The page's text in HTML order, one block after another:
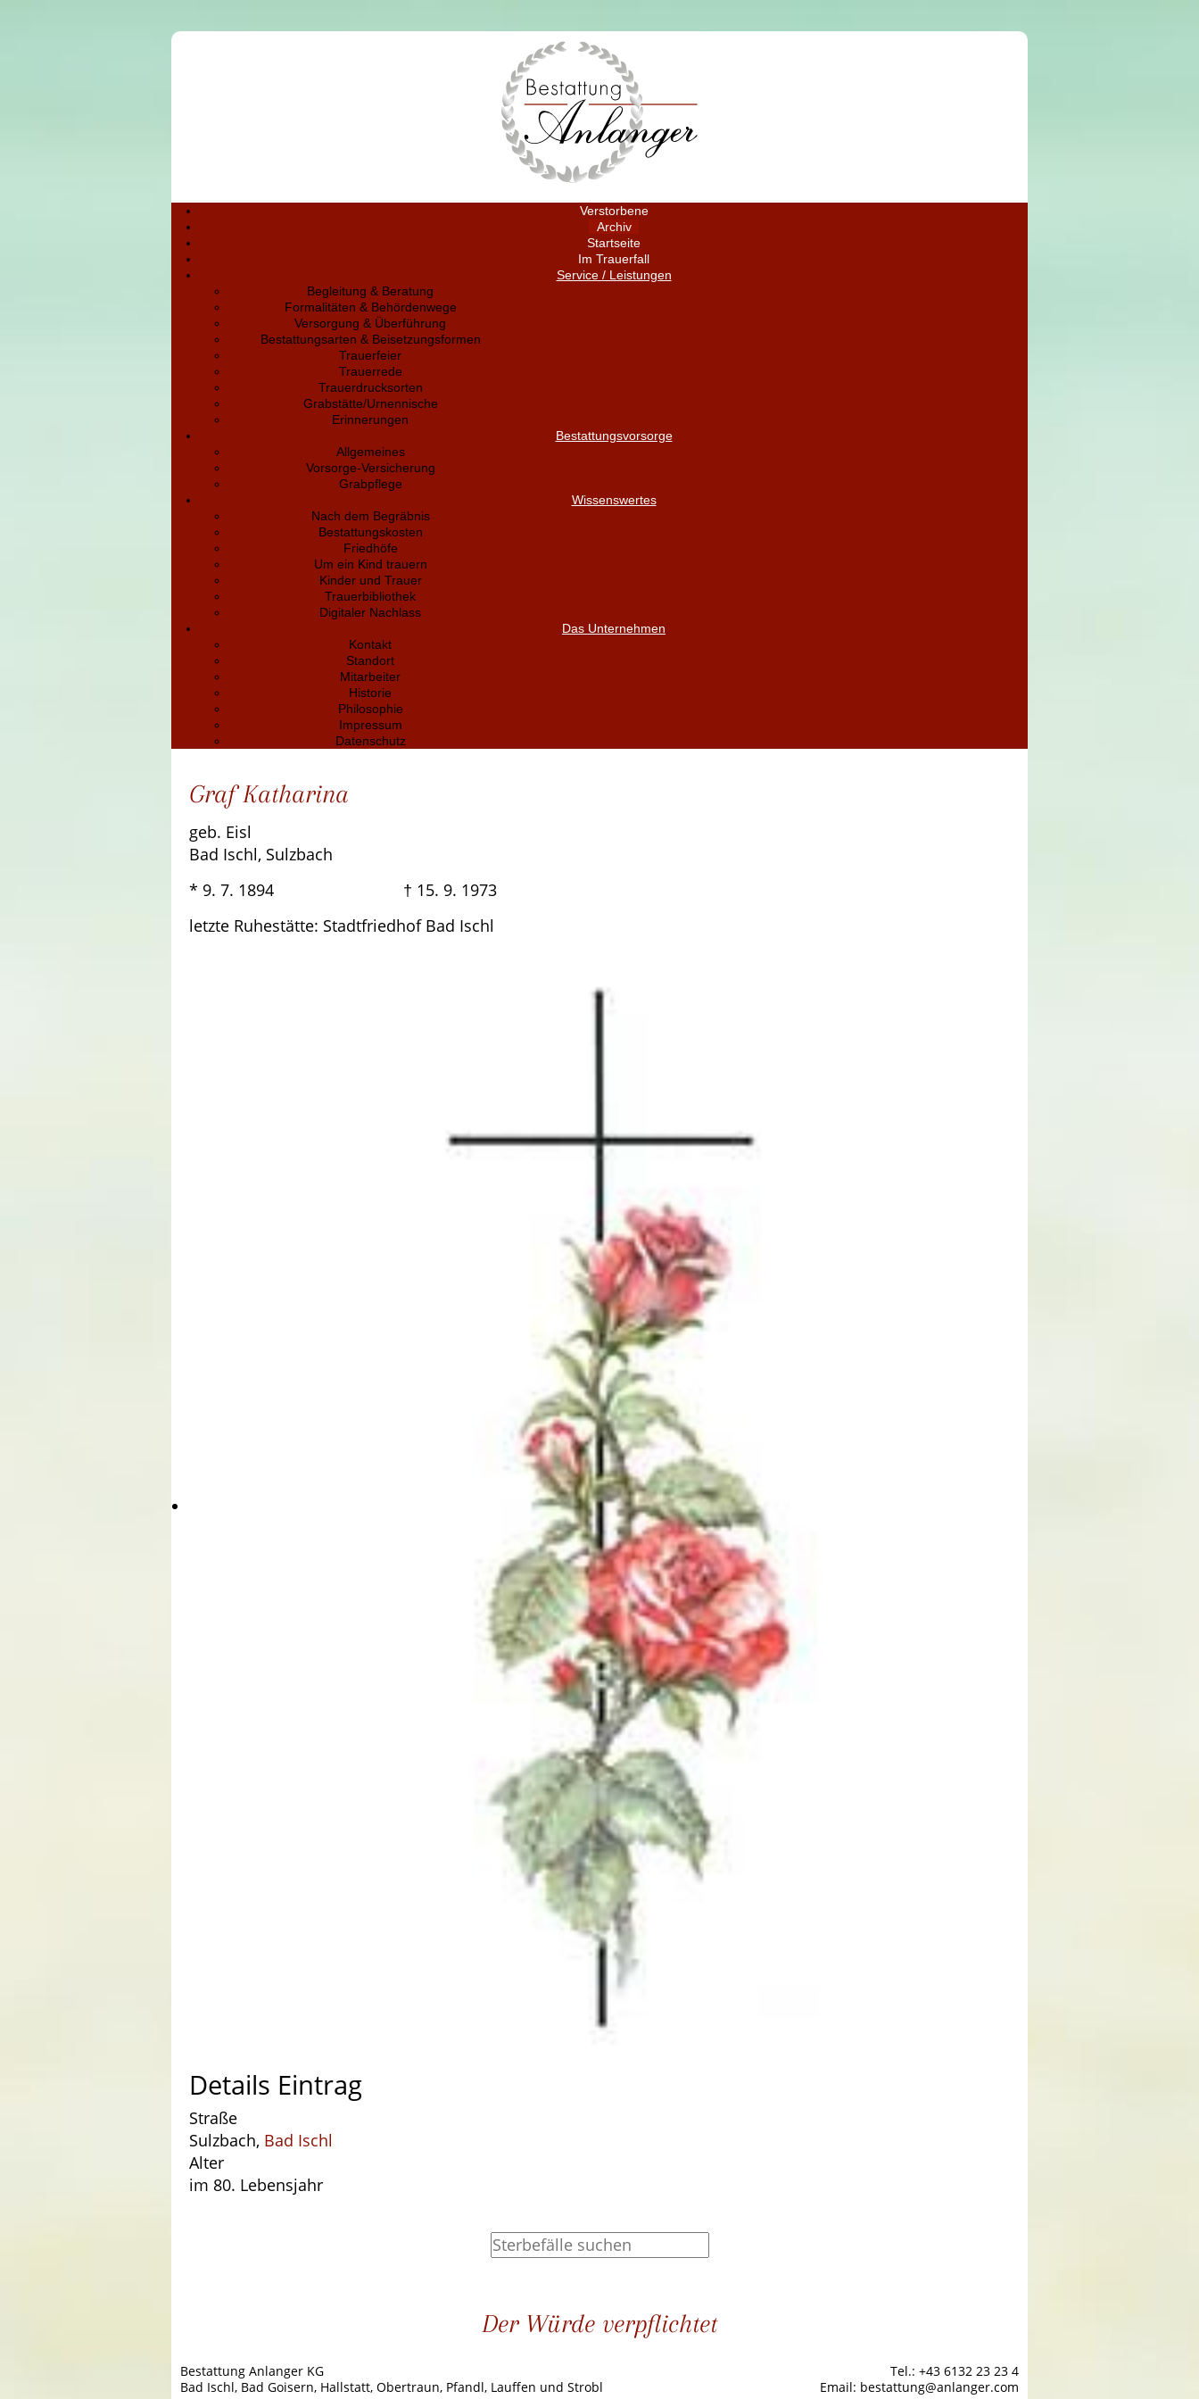
Verstorbene
Archiv
Startseite
Im Trauerfall
Service / Leistungen
Begleitung & Beratung
Formalitäten & Behördenwege
Versorgung & Überführung
Bestattungsarten & Beisetzungsformen
Trauerfeier
Trauerrede
Trauerdrucksorten
Grabstätte/Urnennische
Erinnerungen
Bestattungsvorsorge
Allgemeines
Vorsorge-Versicherung
Grabpflege
Wissenswertes
Nach dem Begräbnis
Bestattungskosten
Friedhöfe
Um ein Kind trauern
Kinder und Trauer
Trauerbibliothek
Digitaler Nachlass
Das Unternehmen
Kontakt
Standort
Mitarbeiter
Historie
Philosophie
Impressum
Datenschutz
Graf Katharina
geb. Eisl
Bad Ischl, Sulzbach
* 9. 7. 1894 † 15. 9. 1973
letzte Ruhestätte: Stadtfriedhof Bad Ischl
Details Eintrag
Straße
Sulzbach, Bad Ischl
Alter
im 80. Lebensjahr
Der Würde verpflichtet
Bestattung Anlanger KG
Bad Ischl, Bad Goisern, Hallstatt, Obertraun, Pfandl, Lauffen und Strobl
Tel.: +43 6132 23 23 4
Email: bestattung@anlanger.com